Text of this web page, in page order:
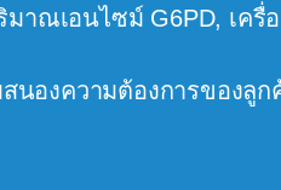
าณเอนไซม์ G6PD, เครื่
นองความต้องการของลู